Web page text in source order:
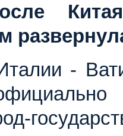
-